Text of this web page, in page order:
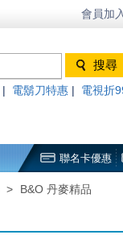
會員加
電鬍刀特惠
電視折
聯名卡優惠
> B&O 丹麥精品